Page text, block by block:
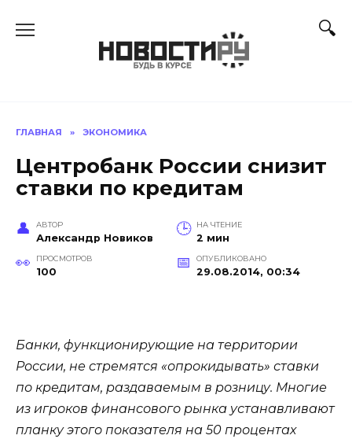
ГЛАВНАЯ » ЭКОНОМИКА
Центробанк России снизит
ставки по кредитам
АВТОР
Александр Новиков
НА ЧТЕНИЕ
2 мин
ПРОСМОТРОВ
100
ОПУБЛИКОВАНО
29.08.2014, 00:34
Банки, функционирующие на территории
России, не стремятся «опрокидывать» ставки
по кредитам, раздаваемым в розницу. Многие
из игроков финансового рынка устанавливают
планку этого показателя на 50 процентах